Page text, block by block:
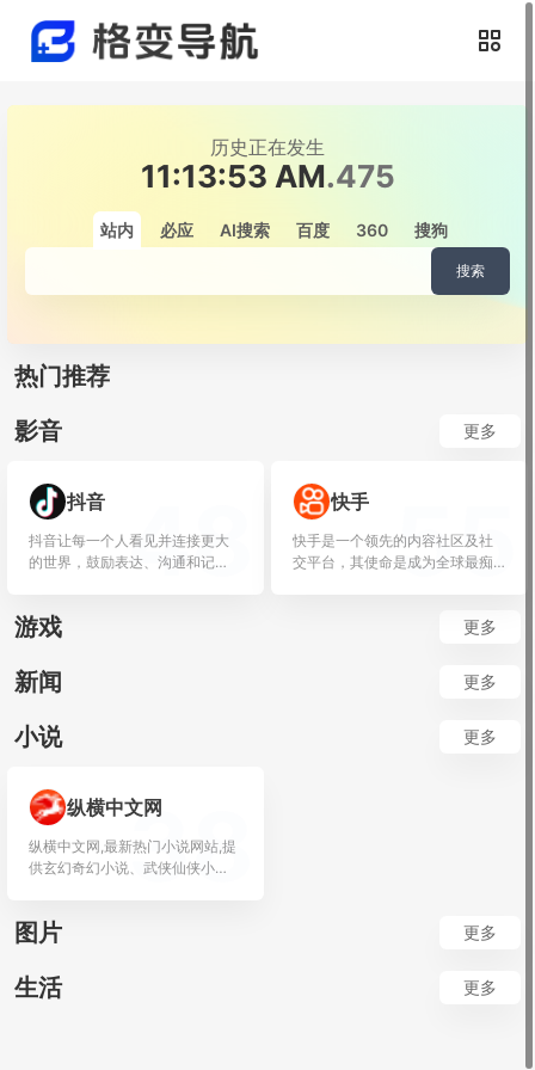
历史正在发生
11:13:53 AM.680
站内 必应 AI搜索 百度 360 搜狗
搜索
热门推荐
影音
更多
抖音
抖音让每一个人看见并连接更大
的世界，鼓励表达、沟通和记
48 快手
快手是一个领先的内容社区及社
交平台，其使命是成为全球最痴
55
游戏 更多
新闻 更多
小说 更多
纵横中文网
纵横中文网,最新热门小说网站,提
供玄幻奇幻小说、武侠仙侠小
38
图片 更多
生活 更多